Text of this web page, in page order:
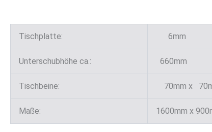
Tischplatte: 6mm
Unterschubhöhe ca.: 660mm
Tischbeine: 70mm x
Maße: 1600mm x